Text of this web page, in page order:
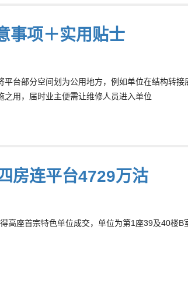
事项＋实用贴士
台部分空间划为公用地方，例如单位在结构转接
用，届时业主便需让维修人员进入单位
房连平台4729万沽
座首宗特色单位成交，单位为第1座39及40楼B